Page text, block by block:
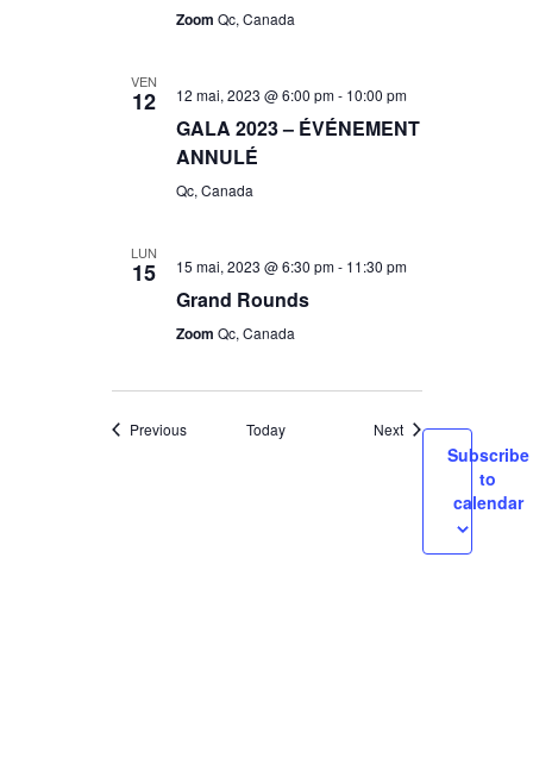
Zoom Qc, Canada
VEN
12 12 mai, 2023 @ 6:00 pm- 10:00 pm
GALA 2023 – ÉVÉNEMENT
ANNULÉ
Qc, Canada
LUN
15 15 mai, 2023 @ 6:30 pm- 11:30 pm
Grand Rounds
Zoom Qc, Canada
PreviousEvents Today NextEvents
Subscribe
to
calendar